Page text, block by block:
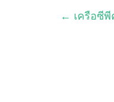
← เครือซี